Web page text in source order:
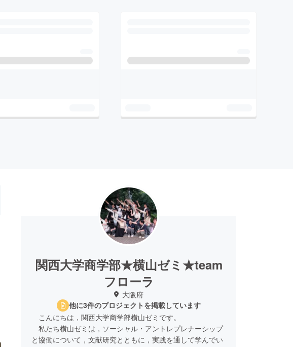
関西大学商学部★横山ゼミ★team
フローラ
大阪府
他に3件のプロジェクトを掲載しています
こんにちは，関西大学商学部横山ゼミです。
私たち横山ゼミは，ソーシャル・アントレプレナーシップ
と協働について，文献研究とともに，実践を通して学んでい